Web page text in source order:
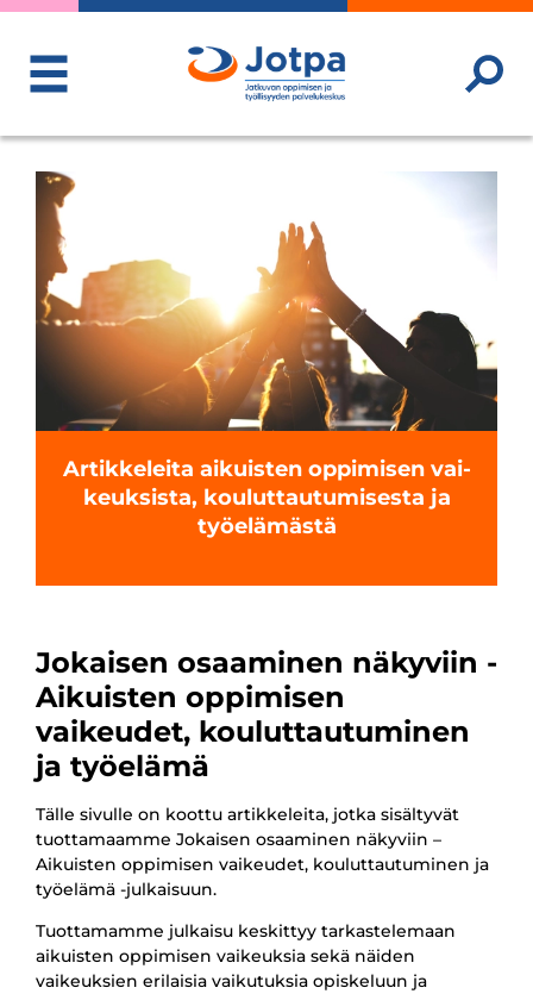
ToggleMenu
Artik­ke­leita aikuis­ten oppi­mi­sen vai­
keuk­sista, kou­lut­tau­tu­mi­sesta ja
työ­elä­mästä
Jokaisen osaaminen näkyviin -
Aikuisten oppimisen
vaikeudet, kouluttautuminen
ja työelämä
Tälle sivulle on koottu artikkeleita, jotka sisältyvät
tuottamaamme Jokaisen osaaminen näkyviin –
Aikuisten oppimisen vaikeudet, kouluttautuminen ja
työelämä -julkaisuun.
Tuottamamme julkaisu keskittyy tarkastelemaan
aikuisten oppimisen vaikeuksia sekä näiden
vaikeuksien erilaisia vaikutuksia opiskeluun ja